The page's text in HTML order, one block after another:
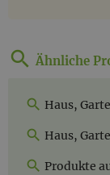
Ähnliche
Haus,
Haus,
Produkte